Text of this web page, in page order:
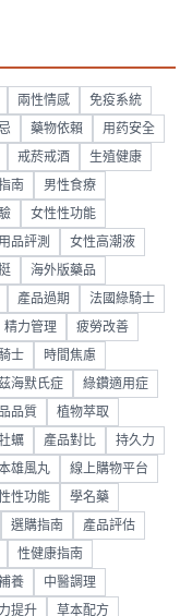
兩性情感 免疫系統
藥物依賴 用药安全
戒菸戒酒 生殖健康
南 男性食療
女性性功能
品評測 女性高潮液
海外版藥品
產品過期 法國綠騎士
精力管理 疲勞改善
士 時間焦慮
海默氏症 綠鑽適用症
品質 植物萃取
蠣 產品對比 持久力
雄風丸 線上購物平台
性功能 學名藥
選購指南 產品評估
性健康指南
養 中醫調理
提升 草本配方